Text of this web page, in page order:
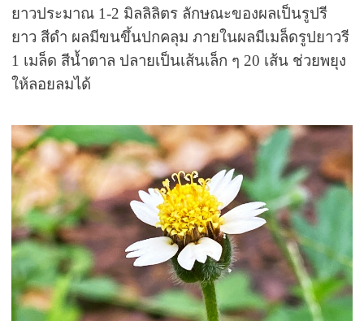
ยาวประมาณ 1-2 มิลลิลิตร ลักษณะของผลเป็นรูปรี
ยาว สีดำ ผลมีขนขึ้นปกคลุม ภายในผลมีเมล็ดรูปยาวรี
1 เมล็ด สีน้ำตาล ปลายเป็นเส้นเล็ก ๆ 20 เส้น ช่วยพยุง
ให้ลอยลมได้